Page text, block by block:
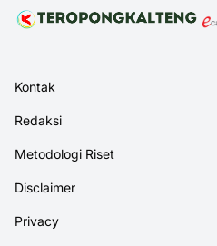
Kontak
Redaksi
Metodologi Riset
Disclaimer
Privacy